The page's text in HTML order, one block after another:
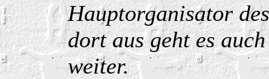
Hauptorganisator
dort aus geht es
weiter.